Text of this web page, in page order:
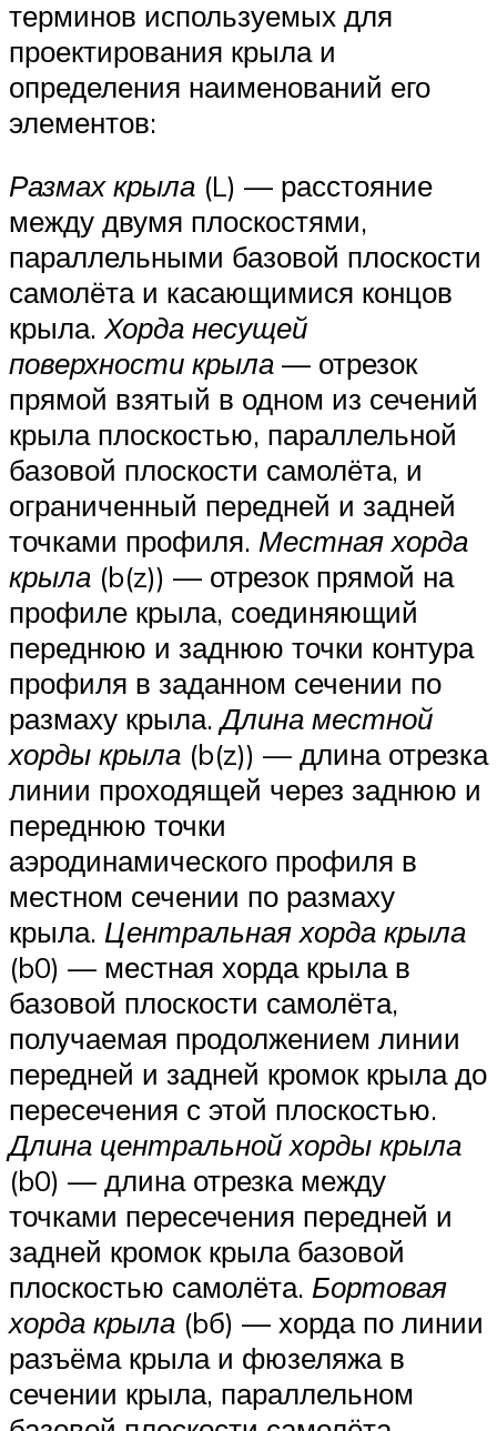
терминов используемых для
проектирования крыла и
определения наименований его
элементов:
Размах крыла (L) — расстояние
между двумя плоскостями,
параллельными базовой плоскости
самолёта и касающимися концов
крыла. Хорда несущей
поверхности крыла — отрезок
прямой взятый в одном из сечений
крыла плоскостью, параллельной
базовой плоскости самолёта, и
ограниченный передней и задней
точками профиля. Местная хорда
крыла (b(z)) — отрезок прямой на
профиле крыла, соединяющий
переднюю и заднюю точки контура
профиля в заданном сечении по
размаху крыла.Длина местной
хорды крыла (b(z)) — длина отрезка
линии проходящей через заднюю и
переднюю точки
аэродинамического профиля в
местном сечении по размаху
крыла. Центральная хорда крыла
(b0) — местная хорда крыла в
базовой плоскости самолёта,
получаемая продолжением линии
передней и задней кромок крыла до
пересечения с этой плоскостью.
Длина центральной хорды крыла
(b0) — длина отрезка между
точками пересечения передней и
задней кромок крыла базовой
плоскостью самолёта. Бортовая
хорда крыла (bб) — хорда по линии
разъёма крыла и фюзеляжа в
сечении крыла, параллельном